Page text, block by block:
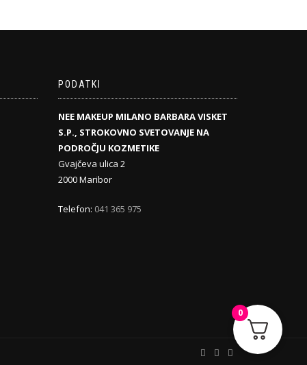
PODATKI
NEE MAKEUP MILANO BARBARA VISKET
S.P., STROKOVNO SVETOVANJE NA
PODROČJU KOZMETIKE
Gvajčeva ulica 2
2000 Maribor
Telefon: 041 365 975
0